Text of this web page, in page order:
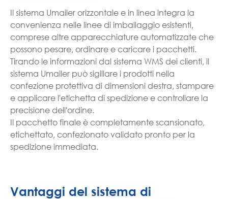
Il sistema Umailer orizzontale e in linea integra la
convenienza nelle linee di imballaggio esistenti,
comprese altre apparecchiature automatizzate che
possono pesare, ordinare e caricare i pacchetti.
Tirando le informazioni dal sistema WMS dei clienti, il
sistema Umailer può sigillare i prodotti nella
confezione protettiva di dimensioni destra, stampare
e applicare l'etichetta di spedizione e controllare la
precisione dell'ordine.
Il pacchetto finale è completamente scansionato,
etichettato, confezionato validato pronto per la
spedizione immediata.
Vantaggi del sistema di